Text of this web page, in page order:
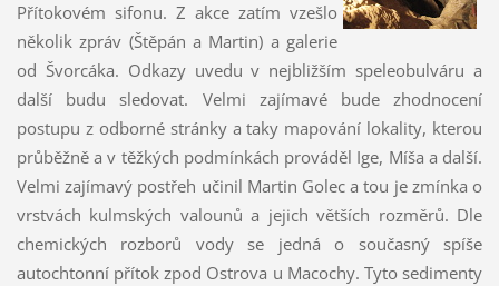
Přítokovém sifonu. Z akce zatím vzešlo
několik zpráv (Štěpán a Martin) a galerie
od Švorcáka. Odkazy uvedu v nejbližším speleobulváru a
další budu sledovat. Velmi zajímavé bude zhodnocení
postupu z odborné stránky a taky mapování lokality, kterou
průběžně a v těžkých podmínkách prováděl Ige, Míša a další.
Velmi zajímavý postřeh učinil Martin Golec a tou je zmínka o
vrstvách kulmských valounů a jejich větších rozměrů. Dle
chemických rozborů vody se jedná o současný spíše
autochtonní přítok zpod Ostrova u Macochy. Tyto sedimenty